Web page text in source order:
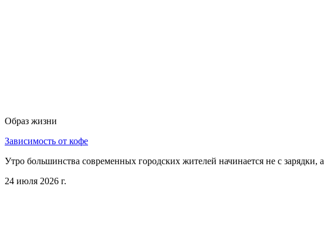
Образ жизни
Зависимость от кофе
Утро большинства современных городских жителей начинается не с
24 июля 2026 г.